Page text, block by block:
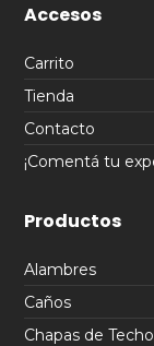
Accesos
Carrito
Tienda
Contacto
¡Comentá tu
Productos
Alambres
Caños
Chapas de Techo